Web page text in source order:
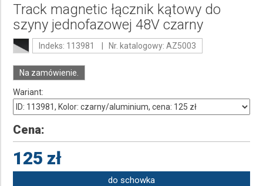
Track magnetic łącznik kątowy do
szyny jednofazowej 48V czarny
Indeks: 113981 | Nr. katalogowy: AZ5003
Na zamówienie.
Wariant:
Cena:
125 zł
do schowka